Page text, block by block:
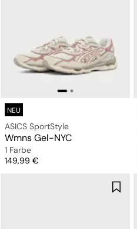
NEU
ASICS SportStyle
Wmns Gel-NYC
1 Farbe
Preis
149,99 €